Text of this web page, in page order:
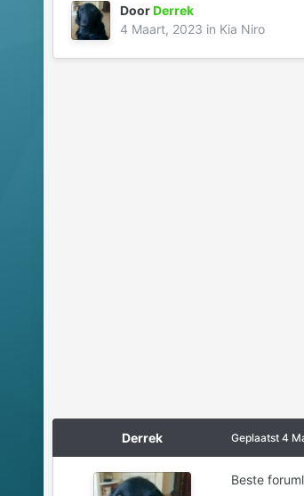
DoorDerrek
4 Maart, 2023 in Kia Niro
Derrek Geplaatst 4
Beste